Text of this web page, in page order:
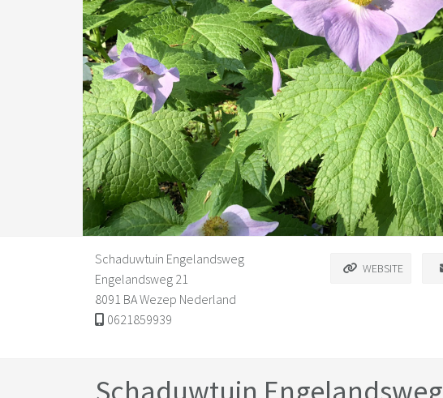
Schaduwtuin Engelandsweg
Engelandsweg 21
8091 BA Wezep Nederland
0621859939
WEBSITE